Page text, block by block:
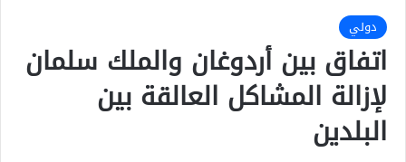
دولي
اتفاق بين أردوغان والملك سلمان
لإزالة المشاكل العالقة بين
البلدين